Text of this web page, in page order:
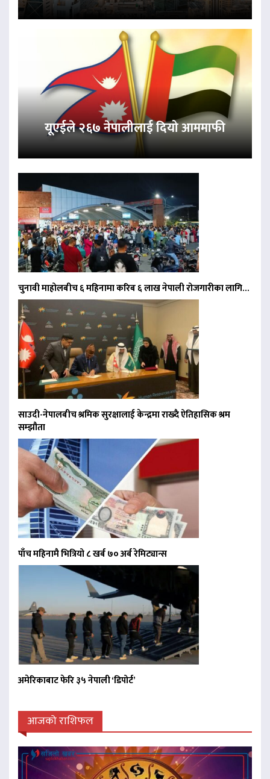
यूएईले २६७ नेपालीलाई दियो आममाफी
चुनावी माहोलबीच ६ महिनामा करिब ६ लाख नेपाली रोजगारीका लागि…
साउदी-नेपालबीच श्रमिक सुरक्षालाई केन्द्रमा राख्दै ऐतिहासिक श्रम
सम्झौता
पाँच महिनामै भित्रियो ८ खर्ब ७० अर्ब रेमिट्यान्स
अमेरिकाबाट फेरि ३५ नेपाली ‘डिपोर्ट’
आजको राशिफल